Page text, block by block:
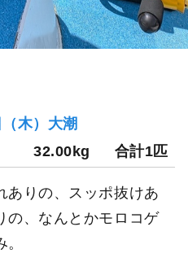
木）大潮
32.00kg 合計1匹
ありの、スッポ抜けあ
の、なんとかモロコゲ